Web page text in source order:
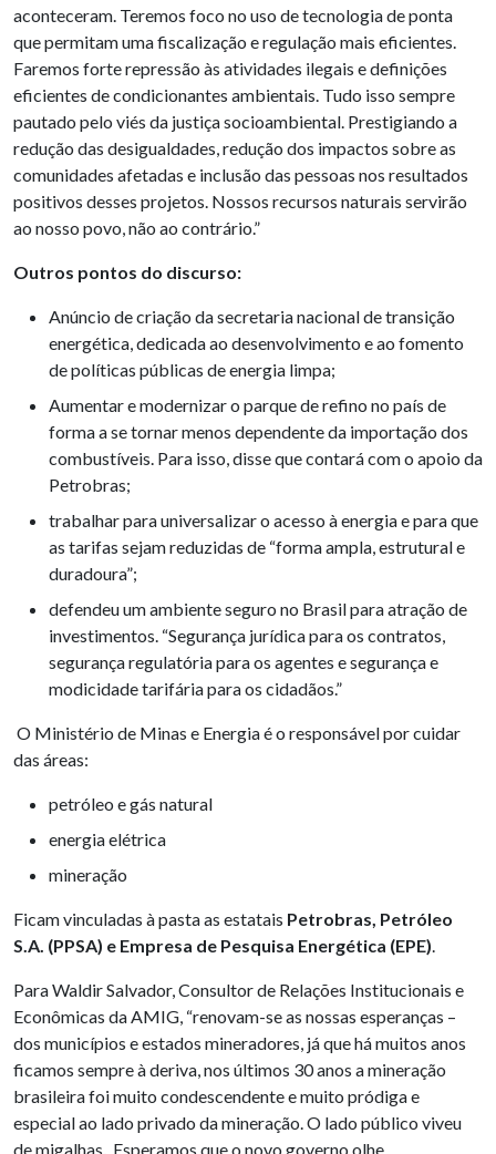
aconteceram. Teremos foco no uso de tecnologia de ponta
que permitam uma fiscalização e regulação mais eficientes.
Faremos forte repressão às atividades ilegais e definições
eficientes de condicionantes ambientais. Tudo isso sempre
pautado pelo viés da justiça socioambiental. Prestigiando a
redução das desigualdades, redução dos impactos sobre as
comunidades afetadas e inclusão das pessoas nos resultados
positivos desses projetos. Nossos recursos naturais servirão
ao nosso povo, não ao contrário.”
Outros pontos do discurso:
Anúncio de criação da secretaria nacional de transição
energética, dedicada ao desenvolvimento e ao fomento
de políticas públicas de energia limpa;
Aumentar e modernizar o parque de refino no país de
forma a se tornar menos dependente da importação dos
combustíveis. Para isso, disse que contará com o apoio da
Petrobras;
trabalhar para universalizar o acesso à energia e para que
as tarifas sejam reduzidas de “forma ampla, estrutural e
duradoura”;
defendeu um ambiente seguro no Brasil para atração de
investimentos. “Segurança jurídica para os contratos,
segurança regulatória para os agentes e segurança e
modicidade tarifária para os cidadãos.”
O Ministério de Minas e Energia é o responsável por cuidar
das áreas:
petróleo e gás natural
energia elétrica
mineração
Ficam vinculadas à pasta as estatais Petrobras, Petróleo
S.A. (PPSA) e Empresa de Pesquisa Energética (EPE).
Para Waldir Salvador, Consultor de Relações Institucionais e
Econômicas da AMIG, “renovam-se as nossas esperanças –
dos municípios e estados mineradores, já que há muitos anos
ficamos sempre à deriva, nos últimos 30 anos a mineração
brasileira foi muito condescendente e muito pródiga e
especial ao lado privado da mineração. O lado público viveu
de migalhas. Esperamos que o novo governo olhe